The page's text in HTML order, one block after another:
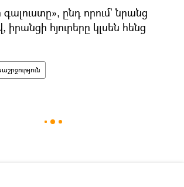
ընդ որում` նրանց
իրանցի հյուրերը կլսեն հենց